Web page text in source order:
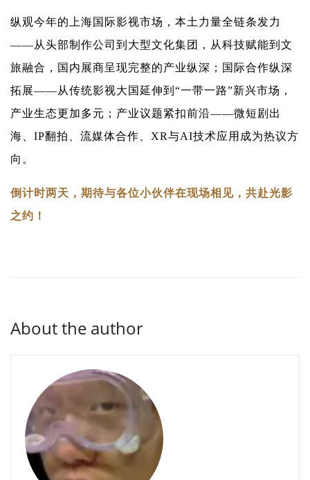
纵观今年的上海国际影视市场，本土力量全链条发力
——从头部制作公司到大型文化集团，从科技赋能到文
旅融合，国内展商呈现完整的产业纵深；国际合作纵深
拓展——从传统影视大国延伸到“一带一路”新兴市场，
产业生态更加多元；产业议题紧扣前沿——微短剧出
海、IP翻拍、流媒体合作、XR与AI技术应用成为热议方
向。
倒计时两天，期待与各位小伙伴在现场相见，共赴光影
之约！
About the author